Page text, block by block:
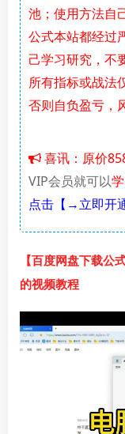
池；使用方法自
公式本站都经过
己学习研究，不
所有指标或战法
否则自负盈亏，
VIP会员就可以
点击【→立即开
【百度网盘下载公
的视频教程